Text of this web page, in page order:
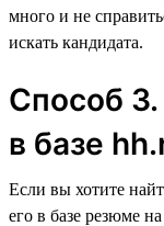
много и не
искать кандидата.
Способ 3.
в базе
Если вы хотите
его в базе резюме